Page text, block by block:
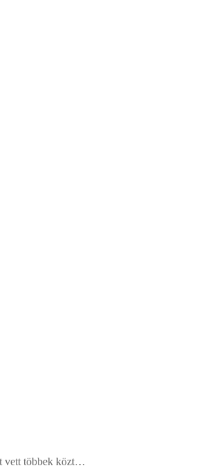
vett többek közt…